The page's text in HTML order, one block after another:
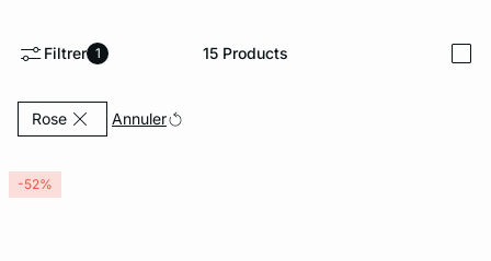
Filtrer 1 15 Products
RoseCurrently Refined by Couleurs: Rose
Annuler
-52%